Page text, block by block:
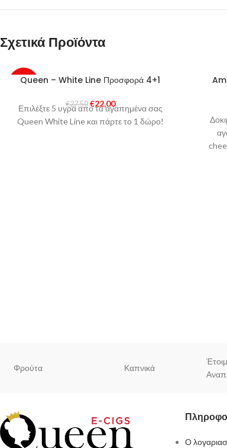
Σχετικά Προϊόντα
-20%
Queen – White Line Προσφορά 4+1
€27,50 €22,00
Επιλέξτε 5 υγρά από τα αγαπημένα σας
Queen White Line και πάρτε το 1 δώρο!
SOLD
Φρούτα Καπνικά
Ο